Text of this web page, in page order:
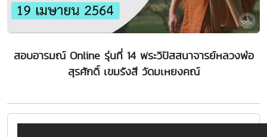
สอบอารมณ์ Online รุ่นที่ 14 พระวิปัสสนาจารย์หลวงพ่อ
สุรศักดิ์ เขมรังสี วัดมเหยงคณ์